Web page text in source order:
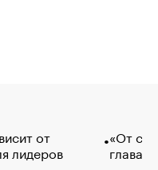
от
лидеров
«От
глава